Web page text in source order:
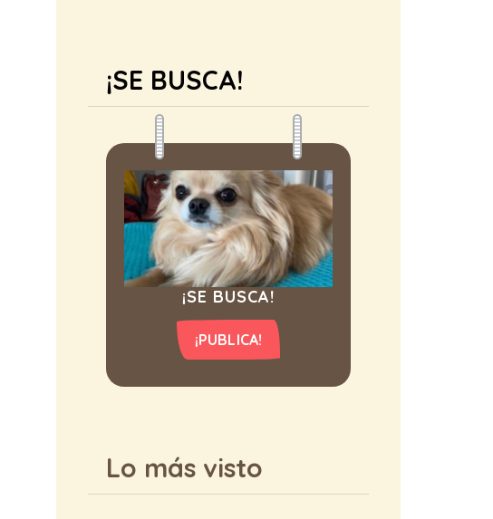
¡SE BUSCA!
¡SE BUSCA!
¡PUBLICA!
Lo más visto